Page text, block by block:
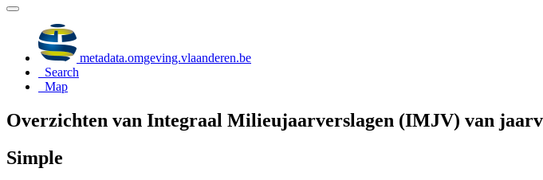
metadata.omgeving.vlaanderen.be
Search
Map
Overzichten van Integraal Milieujaarverslagen (IMJV) van
Simple